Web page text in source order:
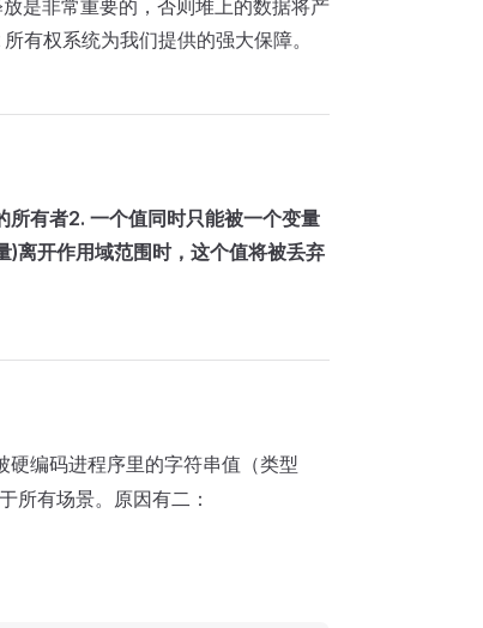
是非常重要的，否则堆上的数据将产
有权系统为我们提供的强大保障。
所有者2. 一个值同时只能被一个变量
)离开作用域范围时，这个值将被丢弃
硬编码进程序里的字符串值（类型
所有场景。原因有二：